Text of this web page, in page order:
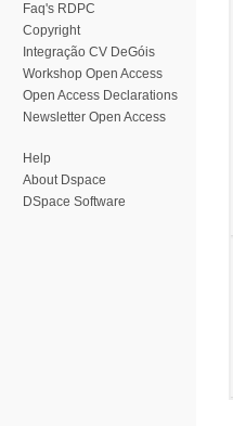
Faq's RDPC
Copyright
Integração CV DeGóis
Workshop Open Access
Open Access Declarations
Newsletter Open Access
Help
About Dspace
DSpace Software